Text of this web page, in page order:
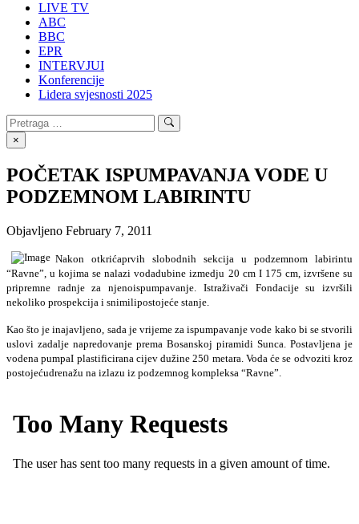
LIVE TV
ABC
BBC
EPR
INTERVJUI
Konferencije
Lidera svjesnosti 2025
Search
for:
Search
×
POČETAK ISPUMPAVANJA VODE U
PODZEMNOM LABIRINTU
Objavljeno February 7, 2011
Nakon otkrićaprvih slobodnih sekcija u podzemnom labirintu
“Ravne”, u kojima se nalazi vodadubine izmedju 20 cm I 175 cm, izvršene su
pripremne radnje za njenoispumpavanje. Istraživači Fondacije su izvršili
nekoliko prospekcija i snimilipostojeće stanje.
Kao što je inajavljeno, sada je vrijeme za ispumpavanje vode kako bi se stvorili
uslovi zadalje napredovanje prema Bosanskoj piramidi Sunca. Postavljena je
vodena pumpaI plastificirana cijev dužine 250 metara. Voda će se odvoziti kroz
postojećudrenažu na izlazu iz podzemnog kompleksa “Ravne”.